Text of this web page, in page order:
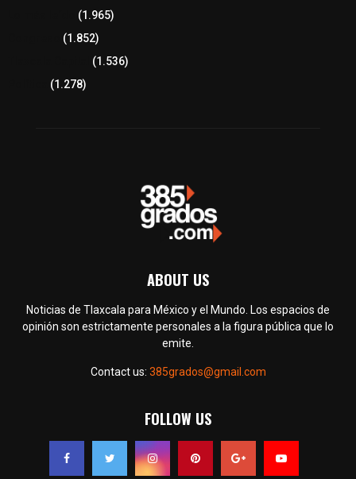
(1.965)
(1.852)
(1.536)
(1.278)
ABOUT US
Noticias de Tlaxcala para México y el Mundo. Los espacios de
opinión son estrictamente personales a la figura pública que lo
emite.
Contact us: 385grados@gmail.com
FOLLOW US